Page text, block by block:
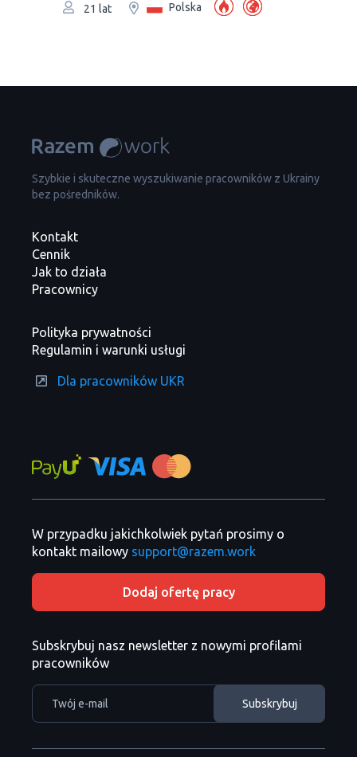
21 lat Polska
Szybkie i skuteczne wyszukiwanie pracowników z Ukrainy
bez pośredników.
Kontakt
Cennik
Jak to działa
Pracownicy
Polityka prywatności
Regulamin i warunki usługi
Dla pracowników UKR
W przypadku jakichkolwiek pytań prosimy o
kontakt mailowy support@razem.work
Dodaj ofertę pracy
Subskrybuj nasz newsletter z nowymi profilami
pracowników